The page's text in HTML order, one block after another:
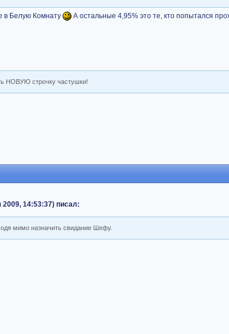
в Белую Комнату
А остальные 4,95% это те, кто попытался
НОВУЮ строчку частушки!
14:53:37) писал:
мимо назначить свидание Шефу.